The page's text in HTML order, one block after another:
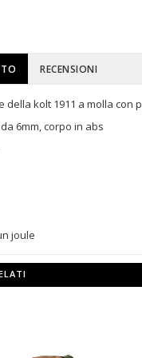
RECENSIONI
della kolt 1911 a molla con
6mm, corpo in abs
joule